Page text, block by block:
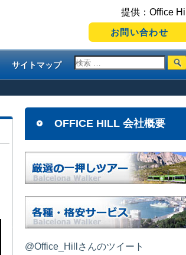
提供：Office Hill
お問い合わせ
サイトマップ
OFFICE HILL 会社概要
@Office_Hillさんのツイート